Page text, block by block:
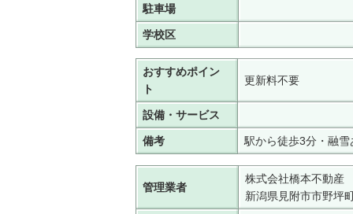
駐車場
学校区
おすすめポイン
ト
更新料不要
設備・サービス
備考 駅から徒歩3分・融雪
管理業者
株式会社橋本不動産
新潟県見附市市野坪